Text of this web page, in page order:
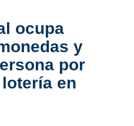
ocupa
y
por
en